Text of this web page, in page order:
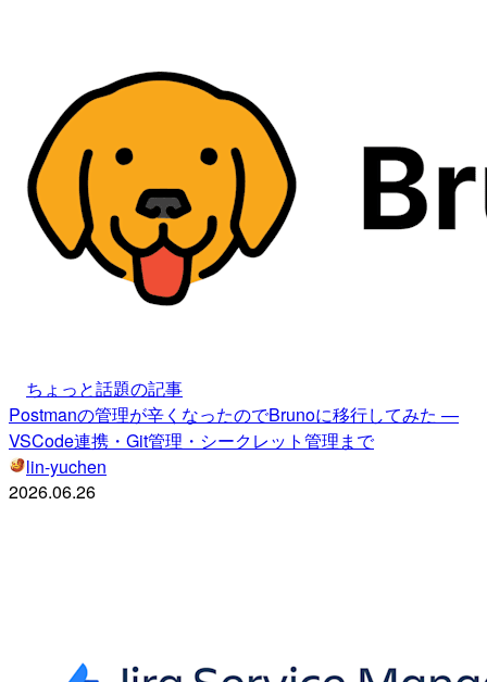
ちょっと話題の記事
Postmanの管理が辛くなったのでBrunoに移行してみた —
VSCode連携・Git管理・シークレット管理まで
lin-yuchen
2026.06.26